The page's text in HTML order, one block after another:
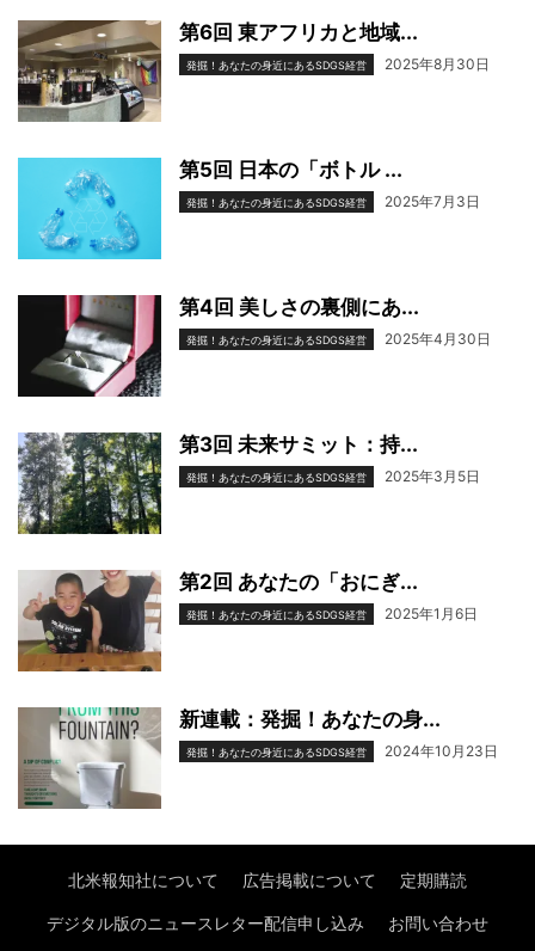
第6回 東アフリカと地域...
発掘！あなたの身近にあるSDGS経営 2025年8月30日
第5回 日本の「ボトル ...
発掘！あなたの身近にあるSDGS経営 2025年7月3日
第4回 美しさの裏側にあ...
発掘！あなたの身近にあるSDGS経営 2025年4月30日
第3回 未来サミット：持...
発掘！あなたの身近にあるSDGS経営 2025年3月5日
第2回 あなたの「おにぎ...
発掘！あなたの身近にあるSDGS経営 2025年1月6日
新連載：発掘！あなたの身...
発掘！あなたの身近にあるSDGS経営 2024年10月23日
北米報知社について 広告掲載について 定期購読
デジタル版のニュースレター配信申し込み お問い合わせ